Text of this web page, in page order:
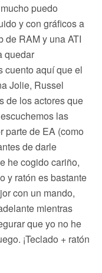
puedo
y con gráficos a
de RAM y una ATI
quedar
cuento aquí que el
Jolie, Russel
de los actores que
las
parte de EA (como
de darle
he cogido cariño,
y ratón es bastante
con un mando,
mientras
que yo no he
¡Teclado + ratón